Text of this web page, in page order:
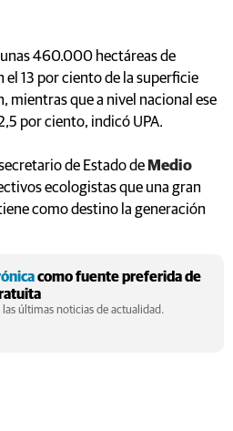
460.000 hectáreas de
el 13 por ciento de la superficie
mientras que a nivel nacional ese
por ciento, indicó UPA.
de Estado de Medio
ecologistas que una gran
como destino la generación
como fuente preferida de
últimas noticias de actualidad.